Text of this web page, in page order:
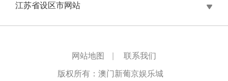
江苏省设区市网站
网站地图 联系我们
版权所有：澳门新葡京娱乐城